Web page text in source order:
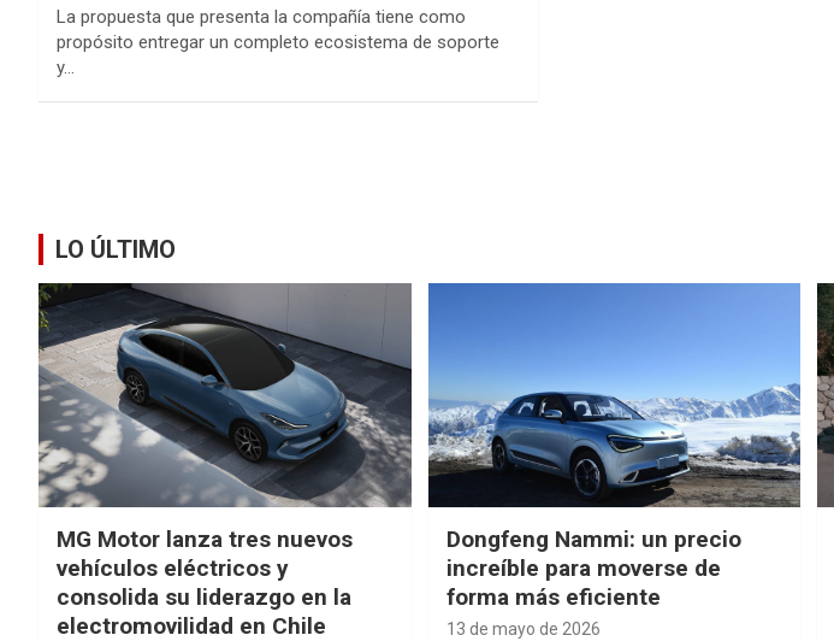
La propuesta que presenta la compañía tiene como
propósito entregar un completo ecosistema de soporte
y…
LO ÚLTIMO
MG Motor lanza tres nuevos
vehículos eléctricos y
consolida su liderazgo en la
electromovilidad en Chile
Dongfeng Nammi: un precio
increíble para moverse de
forma más eficiente
13 de mayo de 2026